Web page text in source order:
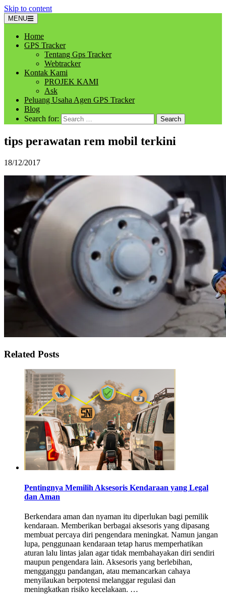
Skip to content
MENU
Home
GPS Tracker
Tentang Gps Tracker
Webtracker
Kontak Kami
PROJEK KAMI
Ask
Peluang Usaha Agen GPS Tracker
Blog
Search for:
tips perawatan rem mobil terkini
18/12/2017
Related Posts
Pentingnya Memilih Aksesoris Kendaraan yang Legal
dan Aman
Berkendara aman dan nyaman itu diperlukan bagi pemilik
kendaraan. Memberikan berbagai aksesoris yang dipasang
membuat percaya diri pengendara meningkat. Namun jangan
lupa, penggunaan kendaraan tetap harus memperhatikan
aturan lalu lintas jalan agar tidak membahayakan diri sendiri
maupun pengendara lain. Aksesoris yang berlebihan,
mengganggu pandangan, atau memancarkan cahaya
menyilaukan berpotensi melanggar regulasi dan
meningkatkan risiko kecelakaan. …